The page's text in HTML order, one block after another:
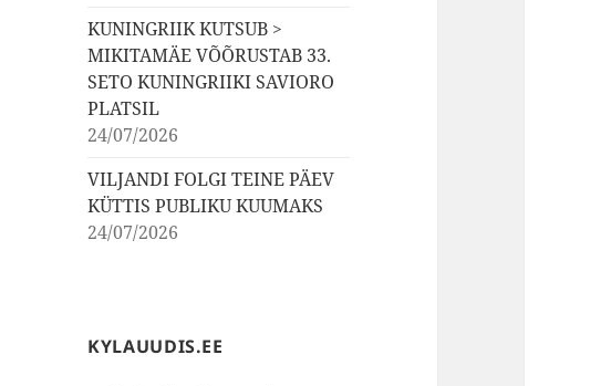
KUNINGRIIK KUTSUB >
MIKITAMÄE VÕÕRUSTAB 33.
SETO KUNINGRIIKI SAVIORO
PLATSIL
24/07/2026
VILJANDI FOLGI TEINE PÄEV
KÜTTIS PUBLIKU KUUMAKS
24/07/2026
KYLAUUDIS.EE